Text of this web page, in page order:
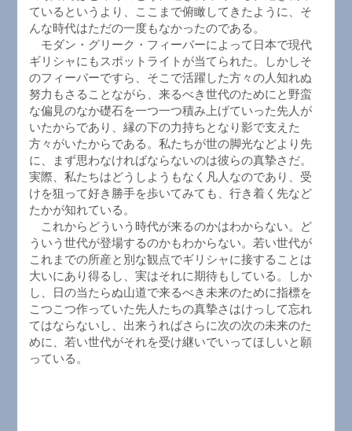
ているというより、ここまで俯瞰してきたように、そ
んな時代はただの一度もなかったのである。
モダン・グリーク・フィーバーによって日本で現代
ギリシャにもスポットライトが当てられた。しかしそ
のフィーバーですら、そこで活躍した方々の人知れぬ
努力もさることながら、来るべき世代のためにと野蛮
な偏見のなか礎石を一つ一つ積み上げていった先人が
いたからであり、縁の下の力持ちとなり影で支えた
方々がいたからである。私たちが世の脚光などより先
に、まず思わなければならないのは彼らの真摯さだ。
実際、私たちはどうしようもなく凡人なのであり、受
けを狙って好き勝手を歩いてみても、行き着く先など
たかが知れている。
これからどういう時代が来るのかはわからない。ど
ういう世代が登場するのかもわからない。若い世代が
これまでの所産と別な観点でギリシャに接することは
大いにあり得るし、実はそれに期待もしている。しか
し、日の当たらぬ山道で来るべき未来のために指標を
こつこつ作っていた先人たちの真摯さはけっして忘れ
てはならないし、出来うればさらに次の次の未来のた
めに、若い世代がそれを受け継いでいってほしいと願
っている。